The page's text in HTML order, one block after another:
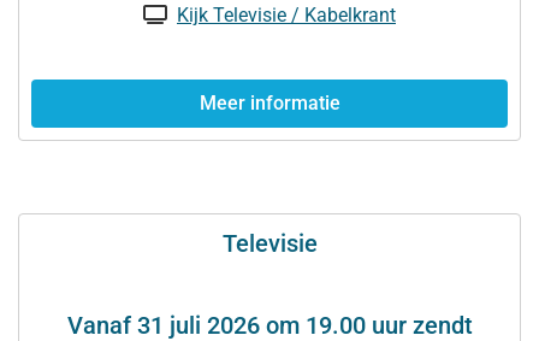
Kijk Televisie / Kabelkrant
Meer informatie
Televisie
Vanaf 31 juli 2026 om 19.00 uur zendt